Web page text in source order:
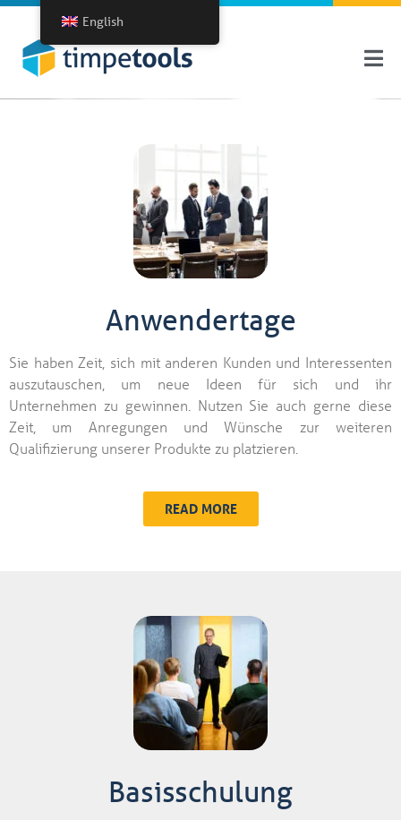
Anwendertage
Sie haben Zeit, sich mit anderen Kunden und Interessenten
auszutauschen, um neue Ideen für sich und ihr
Unternehmen zu gewinnen. Nutzen Sie auch gerne diese
Zeit, um Anregungen und Wünsche zur weiteren
Qualifizierung unserer Produkte zu platzieren.
READ MORE
Basisschulung
English